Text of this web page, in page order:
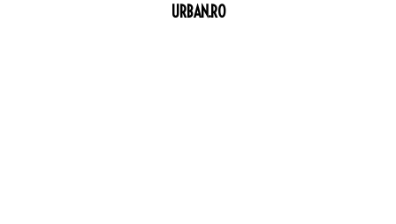
URBAN.RO